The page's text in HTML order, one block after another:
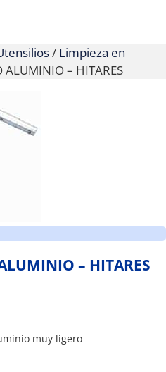
/ Limpieza en
ALUMINIO – HITARES
– HITARES
muy ligero